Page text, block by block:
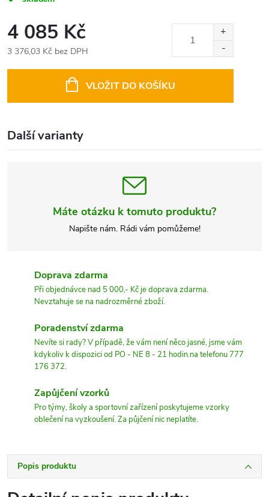
4 085 Kč
3 376,03 Kč bez DPH
VLOŽIT DO KOŠÍKU
Další varianty
Máte otázku k tomuto produktu?
Napište nám. Rádi vám pomůžeme!
Doprava zdarma
Při objednávce nad 5 000,- Kč je doprava zdarma.
Nevztahuje se na nadrozměrné zboží.
Poradenství zdarma
Nevíte si rady? V případě, že vám není něco jasné, jsme vám
kdykoliv k dispozici od PO - NE 8 - 21 hodin.na telefonu 777
176 372.
Zapůjčení vzorků
Pro týmy, školy a sportovní zařízení poskytujeme vzorky
oblečení na vyzkoušení. Za půjčení nic neplatíte.
Popis produktu